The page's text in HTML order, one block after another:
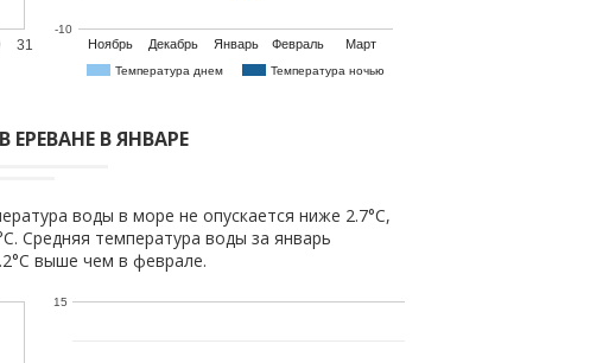
31
Температура днем Температура ночью
Ноябрь Декабрь Январь Февраль Март
-10
В ЯНВАРЕ
воды в море не опускается ниже 2.7°C,
Средняя температура воды за январь
выше чем в феврале.
15